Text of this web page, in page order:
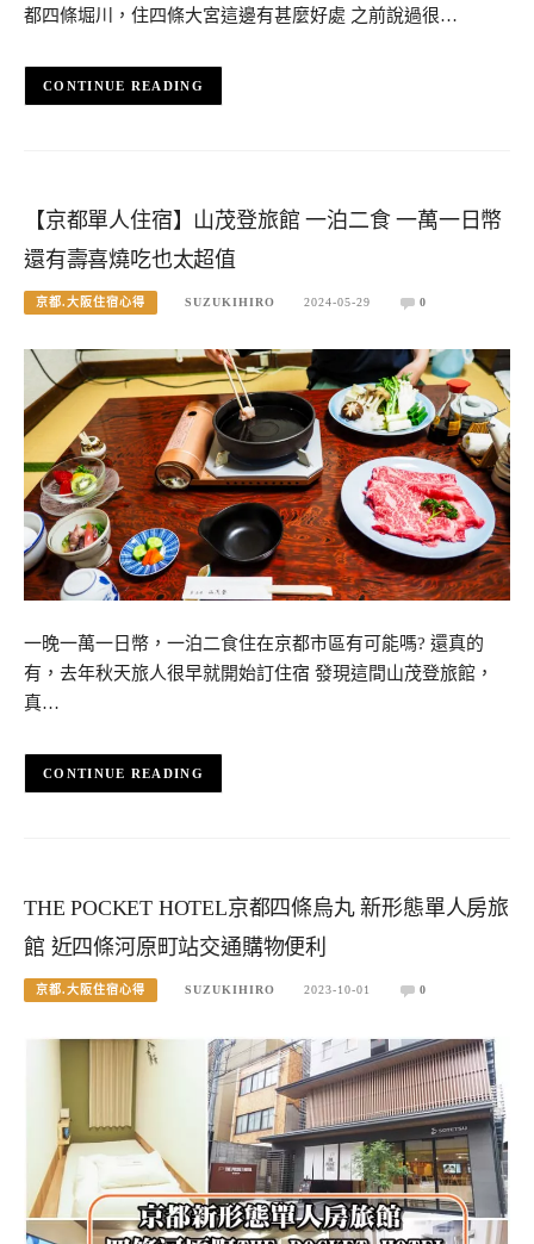
都四條堀川，住四條大宮這邊有甚麼好處 之前說過很…
CONTINUE READING
【京都單人住宿】山茂登旅館 一泊二食 一萬一日幣
還有壽喜燒吃也太超值
京都.大阪住宿心得 SUZUKIHIRO 2024-05-29 0
一晚一萬一日幣，一泊二食住在京都市區有可能嗎? 還真的
有，去年秋天旅人很早就開始訂住宿 發現這間山茂登旅館，
真…
CONTINUE READING
THE POCKET HOTEL京都四條烏丸 新形態單人房旅
館 近四條河原町站交通購物便利
京都.大阪住宿心得 SUZUKIHIRO 2023-10-01 0